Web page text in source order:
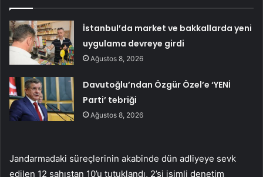
İstanbul’da market ve bakkallarda yeni
uygulama devreye girdi
Ağustos 8, 2026
Davutoğlu’ndan Özgür Özel’e ‘YENİ
Parti’ tebriği
Ağustos 8, 2026
Jandarmadaki süreçlerinin akabinde dün adliyeye sevk
edilen 12 şahıstan 10’u tutuklandı, 2’si isimli denetim